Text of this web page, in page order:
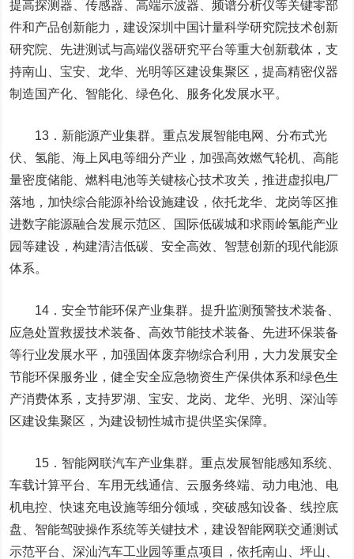
提高探测器、传感器、高端示波器、频谱分析仪等关键零部
件和产品创新能力，建设深圳中国计量科学研究院技术创新
研究院、先进测试与高端仪器研究平台等重大创新载体，支
持南山、宝安、龙华、光明等区建设集聚区，提高精密仪器
制造国产化、智能化、绿色化、服务化发展水平。
13．新能源产业集群。重点发展智能电网、分布式光
伏、氢能、海上风电等细分产业，加强高效燃气轮机、高能
量密度储能、燃料电池等关键核心技术攻关，推进虚拟电厂
落地，加快综合能源补给设施建设，依托龙华、龙岗等区推
进数字能源融合发展示范区、国际低碳城和求雨岭氢能产业
园等建设，构建清洁低碳、安全高效、智慧创新的现代能源
体系。
14．安全节能环保产业集群。提升监测预警技术装备、
应急处置救援技术装备、高效节能技术装备、先进环保装备
等行业发展水平，加强固体废弃物综合利用，大力发展安全
节能环保服务业，健全安全应急物资生产保供体系和绿色生
产消费体系，支持罗湖、宝安、龙岗、龙华、光明、深汕等
区建设集聚区，为建设韧性城市提供坚实保障。
15．智能网联汽车产业集群。重点发展智能感知系统、
车载计算平台、车用无线通信、云服务终端、动力电池、电
机电控、快速充电设施等细分领域，突破感知设备、线控底
盘、智能驾驶操作系统等关键技术，建设智能网联交通测试
示范平台、深汕汽车工业园等重点项目，依托南山、坪山、